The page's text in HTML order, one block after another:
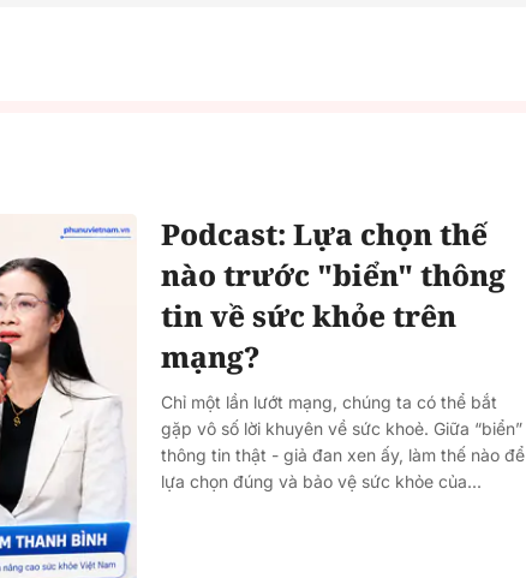
Podcast: Lựa chọn thế
nào trước "biển" thông
tin về sức khỏe trên
mạng?
Chỉ một lần lướt mạng, chúng ta có thể bắt
gặp vô số lời khuyên về sức khoẻ. Giữa “biển”
thông tin thật - giả đan xen ấy, làm thế nào để
lựa chọn đúng và bảo vệ sức khỏe của...